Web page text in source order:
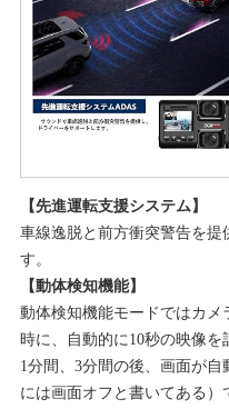
【先進運転支援システム】
車線逸脱と前方衝突警告を提
す。
【動体検知機能】
動体検知機能モードではカメ
時に、自動的に10秒の映像を
1分間、3分間の後、画面が
には画面オフと書いてある）